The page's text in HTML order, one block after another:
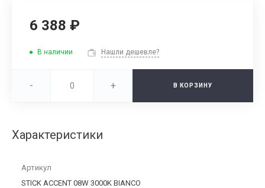
6 388 ₽
В наличии Нашли дешевле?
- + В КОРЗИНУ
Характеристики
Артикул
STICK ACCENT 08W 3000K BIANCO